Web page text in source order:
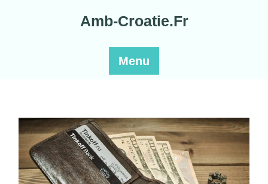
Amb-Croatie.Fr
Menu